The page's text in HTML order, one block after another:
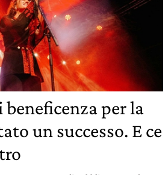
per la
un successo. E ce